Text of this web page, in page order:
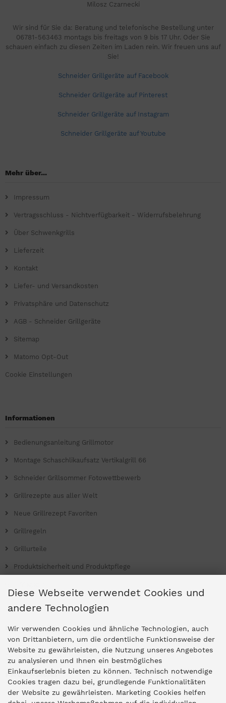
Milosz Czarnecki
Wir sind für Sie da: Beratung und telefonische Bestellung unter
06781-563463 montags bis freitags von 9 bis 17 Uhr. Oder Sie
schauen einfach zu diesen Zeiten im Laden rein. Wir freuen uns auf
Sie!
Schneider Grillgeräte auf Facebook
Schneider Grillgeräte auf Pinterest
Schneider Grillgeräte auf Instagram
Schneider Grillgeräte auf Youtube
Mehr über...
Impressum
Vertragsschluss - Nichtverfügbarkeit - Widerrufsbelehrung
Über Schwenkgrills
Lieferzeit
Kontakt
Liefer- und Versandkosten
Privatsphäre und Datenschutz
AGB - Schneider Grillgeräte
Sitemap
Matomo Opt-Out
Cookie Einstellungen
Informationen
Bedienungsanleitung Grillmotor
Montage Schaschlikaufsatz Vertikalgrill 66
Schneider Grillsommer Fotowettbewerb
Grillrezepte aus aller Welt
Neue Grillrezept Favoriten
Grillregeln
Grillurteile
Produktsicherheit und Produktpflege
Ladengeschäfte
Zentrale Idar-Oberstein
Partner-Stores
Diese Webseite verwendet Cookies und
andere Technologien
Wir verwenden Cookies und ähnliche Technologien, auch
von Drittanbietern, um die ordentliche Funktionsweise der
Website zu gewährleisten, die Nutzung unseres Angebotes
zu analysieren und Ihnen ein bestmögliches
Einkaufserlebnis bieten zu können. Technisch notwendige
Cookies tragen dazu bei, grundlegende Funktionalitäten
der Website zu gewährleisten. Marketing Cookies helfen